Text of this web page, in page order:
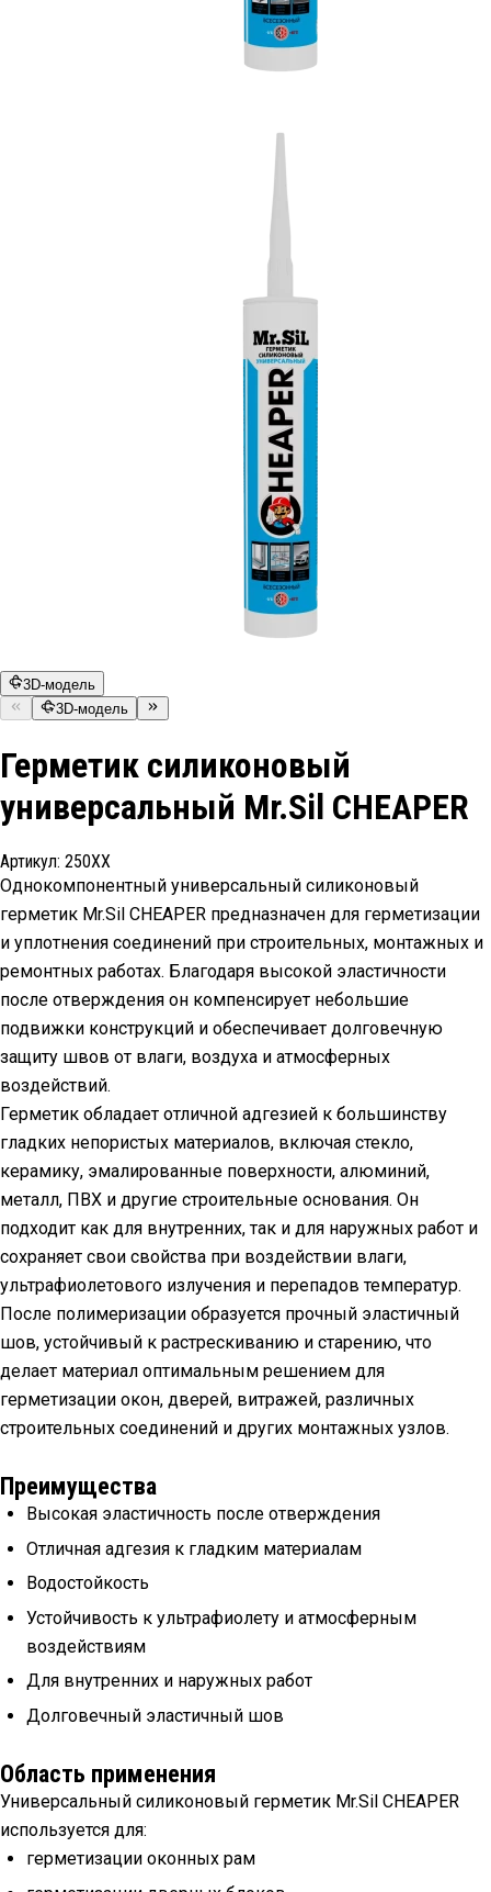
3D-модель
3D-модель
Герметик силиконовый
универсальный Mr.Sil CHEAPER
Артикул: 250ХХ
Однокомпонентный универсальный силиконовый
герметик Mr.Sil CHEAPER предназначен для герметизации
и уплотнения соединений при строительных, монтажных и
ремонтных работах. Благодаря высокой эластичности
после отверждения он компенсирует небольшие
подвижки конструкций и обеспечивает долговечную
защиту швов от влаги, воздуха и атмосферных
воздействий.
Герметик обладает отличной адгезией к большинству
гладких непористых материалов, включая стекло,
керамику, эмалированные поверхности, алюминий,
металл, ПВХ и другие строительные основания. Он
подходит как для внутренних, так и для наружных работ и
сохраняет свои свойства при воздействии влаги,
ультрафиолетового излучения и перепадов температур.
После полимеризации образуется прочный эластичный
шов, устойчивый к растрескиванию и старению, что
делает материал оптимальным решением для
герметизации окон, дверей, витражей, различных
строительных соединений и других монтажных узлов.
Преимущества
Высокая эластичность после отверждения
Отличная адгезия к гладким материалам
Водостойкость
Устойчивость к ультрафиолету и атмосферным
воздействиям
Для внутренних и наружных работ
Долговечный эластичный шов
Область применения
Универсальный силиконовый герметик Mr.Sil CHEAPER
используется для:
герметизации оконных рам